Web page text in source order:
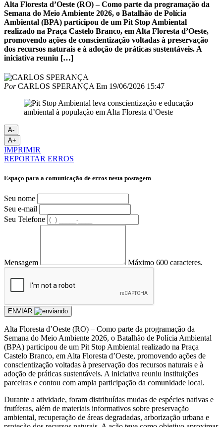
Alta Floresta d’Oeste (RO) – Como parte da programação da
Semana do Meio Ambiente 2026, o Batalhão de Polícia
Ambiental (BPA) participou de um Pit Stop Ambiental
realizado na Praça Castelo Branco, em Alta Floresta d’Oeste,
promovendo ações de conscientização voltadas à preservação
dos recursos naturais e à adoção de práticas sustentáveis. A
iniciativa reuniu […]
PorCARLOS SPERANÇA Em 19/06/2026 15:47
A-
A+
IMPRIMIR
REPORTAR ERROS
Espaço para a comunicação de erros nesta postagem
Seu nome
Seu e-mail
Seu Telefone
Mensagem Máximo 600 caracteres.
ENVIAR
Alta Floresta d’Oeste (RO) – Como parte da programação da
Semana do Meio Ambiente 2026, o Batalhão de Polícia Ambiental
(BPA) participou de um Pit Stop Ambiental realizado na Praça
Castelo Branco, em Alta Floresta d’Oeste, promovendo ações de
conscientização voltadas à preservação dos recursos naturais e à
adoção de práticas sustentáveis. A iniciativa reuniu instituições
parceiras e contou com ampla participação da comunidade local.
Durante a atividade, foram distribuídas mudas de espécies nativas e
frutíferas, além de materiais informativos sobre preservação
ambiental, recuperação de áreas degradadas, arborização urbana e